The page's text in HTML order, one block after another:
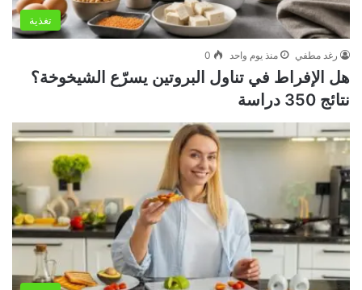
تغذية
رغد مطفي منذ يوم واحد 0
هل الإفراط في تناول البروتين يسرّع الشيخوخة؟
نتائج 350 دراسة